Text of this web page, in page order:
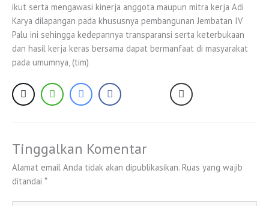
ikut serta mengawasi kinerja anggota maupun mitra kerja Adi
Karya dilapangan pada khususnya pembangunan Jembatan IV
Palu ini sehingga kedepannya transparansi serta keterbukaan
dan hasil kerja keras bersama dapat bermanfaat di masyarakat
pada umumnya, (tim)
Tinggalkan Komentar
Alamat email Anda tidak akan dipublikasikan. Ruas yang wajib
ditandai *